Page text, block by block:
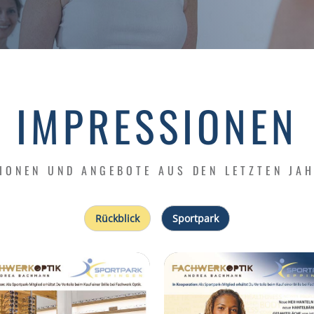
IMPRESSIONEN
UND ANGEBOTE AUS DEN LETZTEN
Rückblick Sportpark